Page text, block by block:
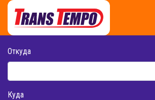
Откуда
Куда